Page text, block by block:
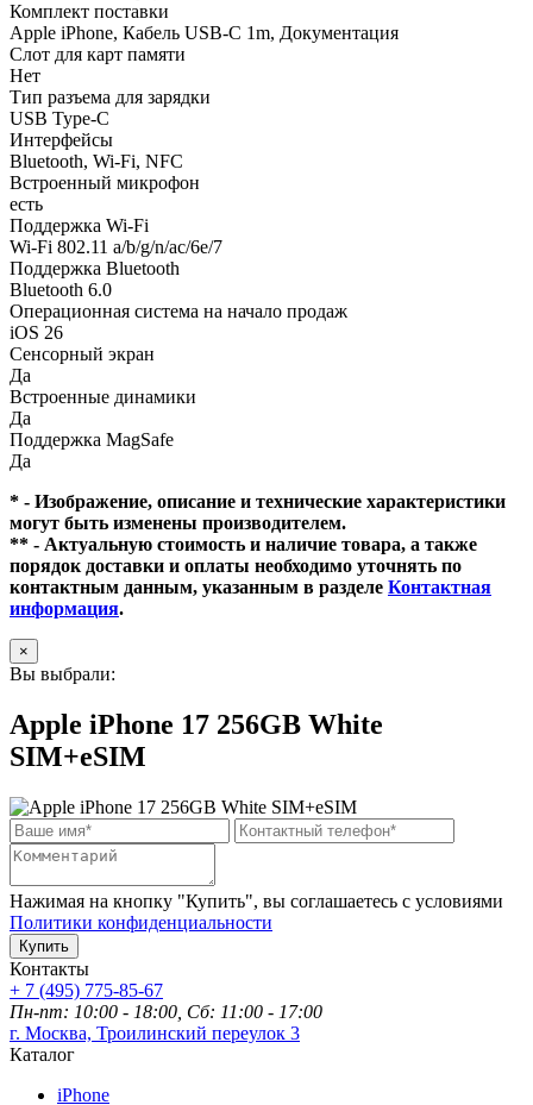
Комплект поставки
Apple iPhone, Кабель USB-C 1m, Документация
Слот для карт памяти
Нет
Тип разъема для зарядки
USB Type-C
Интерфейсы
Bluetooth, Wi-Fi, NFC
Встроенный микрофон
есть
Поддержка Wi-Fi
Wi-Fi 802.11 a/b/g/n/ac/6e/7
Поддержка Bluetooth
Bluetooth 6.0
Операционная система на начало продаж
iOS 26
Сенсорный экран
Да
Встроенные динамики
Да
Поддержка MagSafe
Да
* - Изображение, описание и технические характеристики
могут быть изменены производителем.
** - Актуальную стоимость и наличие товара, а также
порядок доставки и оплаты необходимо уточнять по
контактным данным, указанным в разделе Контактная
информация.
×
Вы выбрали:
Apple iPhone 17 256GB White
SIM+eSIM
Нажимая на кнопку "Купить", вы соглашаетесь с условиями
Политики конфиденциальности
Купить
Контакты
+ 7 (495) 775-85-67
Пн-пт: 10:00 - 18:00, Сб: 11:00 - 17:00
г. Москва, Троилинский переулок 3
Каталог
iPhone